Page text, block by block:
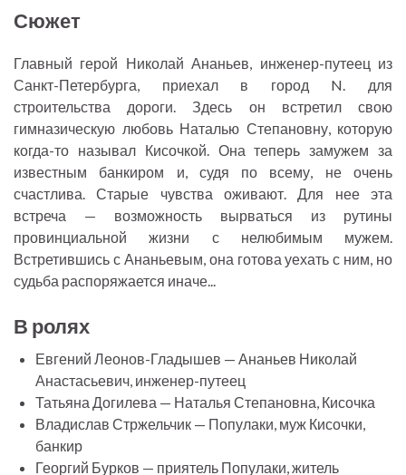
Сюжет
Главный герой Николай Ананьев, инженер-путеец из
Санкт-Петербурга, приехал в город N. для
строительства дороги. Здесь он встретил свою
гимназическую любовь Наталью Степановну, которую
когда-то называл Кисочкой. Она теперь замужем за
известным банкиром и, судя по всему, не очень
счастлива. Старые чувства оживают. Для нее эта
встреча — возможность вырваться из рутины
провинциальной жизни с нелюбимым мужем.
Встретившись с Ананьевым, она готова уехать с ним, но
судьба распоряжается иначе...
В ролях
Евгений Леонов-Гладышев — Ананьев Николай
Анастасьевич, инженер-путеец
Татьяна Догилева — Наталья Степановна, Кисочка
Владислав Стржельчик — Популаки, муж Кисочки,
банкир
Георгий Бурков — приятель Популаки, житель